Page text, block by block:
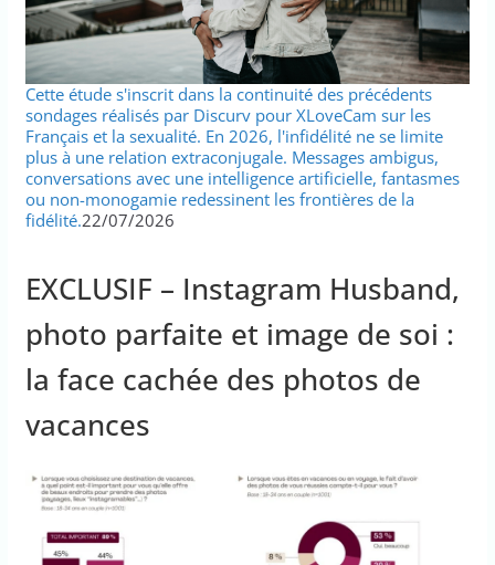
Cette étude s'inscrit dans la continuité des précédents
sondages réalisés par Discurv pour XLoveCam sur les
Français et la sexualité. En 2026, l'infidélité ne se limite
plus à une relation extraconjugale. Messages ambigus,
conversations avec une intelligence artificielle, fantasmes
ou non-monogamie redessinent les frontières de la
fidélité.22/07/2026
EXCLUSIF – Instagram Husband,
photo parfaite et image de soi :
la face cachée des photos de
vacances